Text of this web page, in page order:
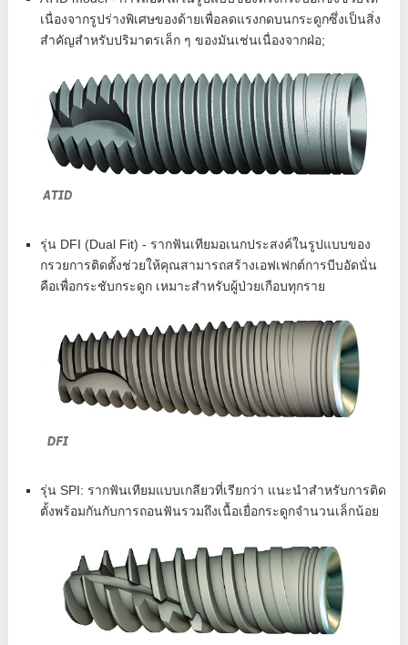
เนื่องจากรูปร่างพิเศษของด้ายเพื่อลดแรงกดบนกระดูกซึ่งเป็นสิ่ง
สำคัญสำหรับปริมาตรเล็ก ๆ ของมันเช่นเนื่องจากฝ่อ;
รุ่น DFI (Dual Fit) - รากฟันเทียมอเนกประสงค์ในรูปแบบของ
กรวยการติดตั้งช่วยให้คุณสามารถสร้างเอฟเฟกต์การบีบอัดนั่น
คือเพื่อกระชับกระดูก เหมาะสำหรับผู้ป่วยเกือบทุกราย
รุ่น SPI: รากฟันเทียมแบบเกลียวที่เรียกว่า แนะนำสำหรับการติด
ตั้งพร้อมกันกับการถอนฟันรวมถึงเนื้อเยื่อกระดูกจำนวนเล็กน้อย